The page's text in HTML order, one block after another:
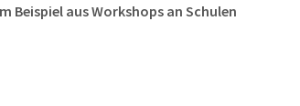
Beispiel aus Workshops an Schulen